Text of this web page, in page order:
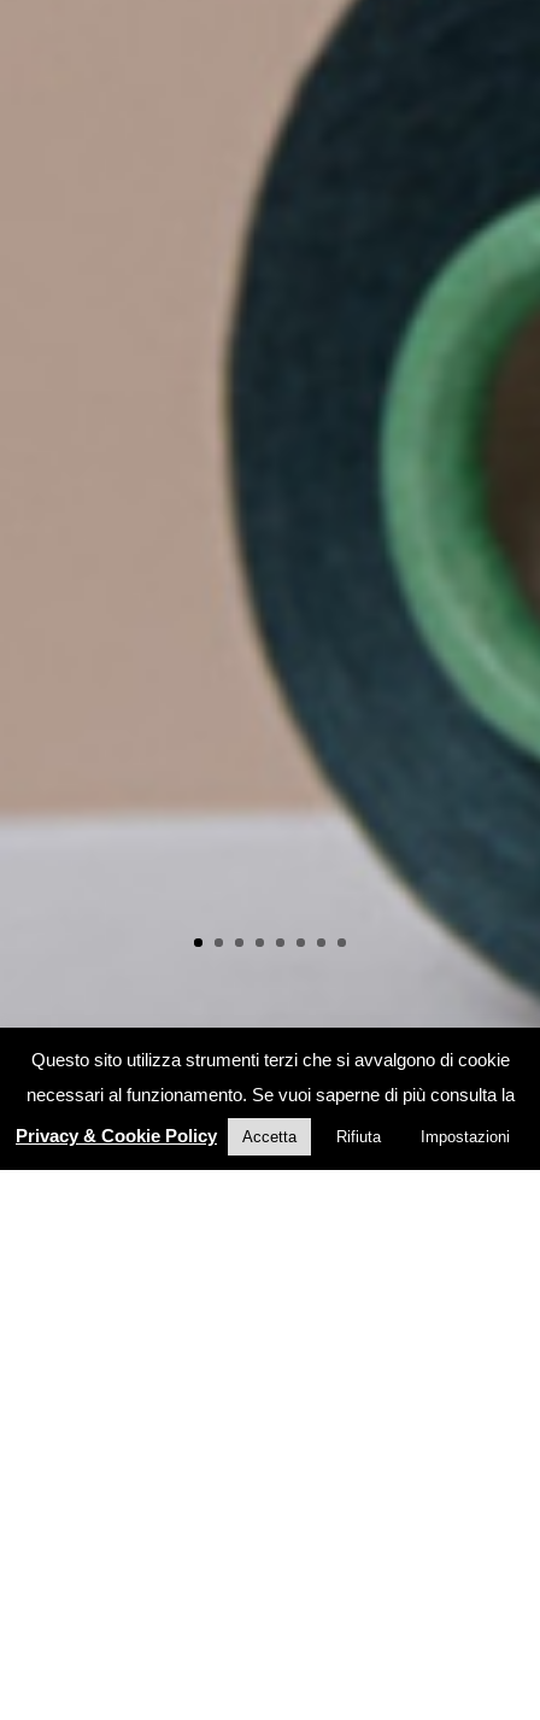
Questo sito utilizza strumenti terzi che si avvalgono di cookie
necessari al funzionamento. Se vuoi saperne di più consulta la
Privacy & Cookie Policy
Accetta Rifiuta Impostazioni